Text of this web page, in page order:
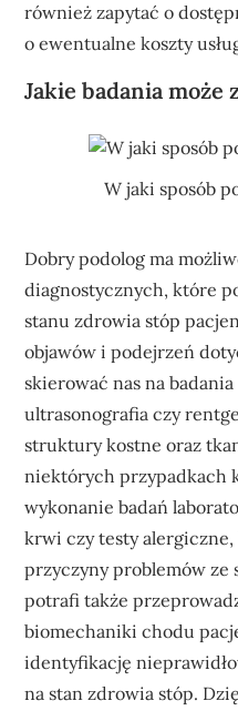
również zapytać o
o ewentualne koszty
Jakie badania może
W jaki sposób
Dobry podolog ma
diagnostycznych, które
stanu zdrowia stóp
objawów i podejrzeń
skierować nas na
ultrasonografia czy
struktury kostne oraz
niektórych przypadkach
wykonanie badań
krwi czy testy
przyczyny problemów ze
potrafi także
biomechaniki chodu
identyfikację
na stan zdrowia stóp.